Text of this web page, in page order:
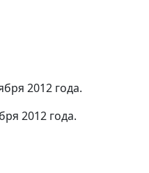
2012 года.
2012 года.